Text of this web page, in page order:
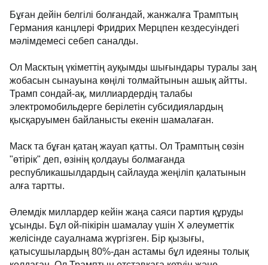
Бұған дейін белгілі болғандай, жанжалға Трамптың
Германия канцлері Фридрих Мерцпен кездесуіндегі
мәлімдемесі себеп саналды.
Ол Масктың үкіметтің ауқымды шығындары туралы заң
жобасын сынауына көңілі толмайтынын ашық айтты.
Трамп сондай-ақ, миллиардердің талабы
электромобильдерге берілетін субсидиялардың
қысқаруымен байланысты екенін шамалаған.
Маск та бұған қатаң жауап қатты. Ол Трамптың сөзін
"өтірік" деп, өзінің қолдауы болмағанда
республикашылдардың сайлауда жеңіліп қалатынын
алға тартты.
Әлемдік миллардер кейін жаңа саяси партия құруды
ұсынды. Бұл ой-пікірін шамалау үшін X әлеуметтік
желісінде сауалнама жүргізген. Бір қызығы,
қатысушылардың 80%-дан астамы бұл идеяны толық